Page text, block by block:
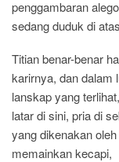
penggambaran
sedang duduk di
Titian benar-benar
karirnya, dan dalam
lanskap yang
latar di sini, pria di
yang dikenakan
memainkan kecapi,